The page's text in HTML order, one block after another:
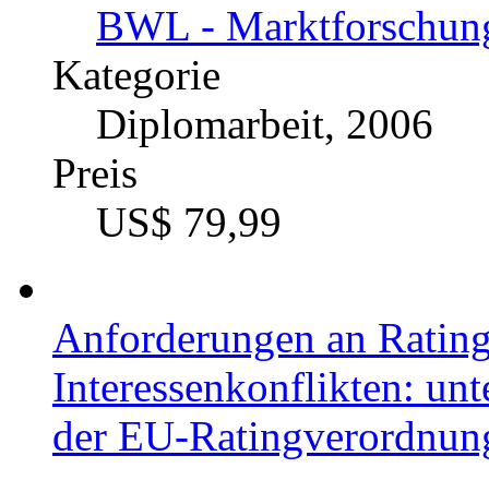
Fach
BWL -
Kategorie
Diplomarbeit, 2006
Preis
Anforderungen an
Interessenkonflikten: